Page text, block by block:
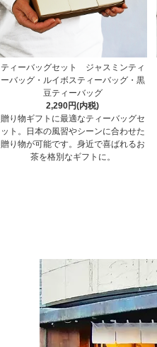
ティーバッグセット ジャスミンティ
ーバッグ・ルイボスティーバッグ・黒
豆ティーバッグ
2,290円(内税)
贈り物ギフトに最適なティーバッグセ
ット。日本の風習やシーンに合わせた
贈り物が可能です。身近で喜ばれるお
茶を格別なギフトに。